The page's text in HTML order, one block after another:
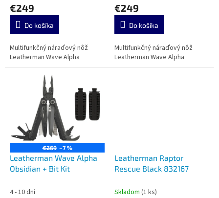
€249
Do košíka
Multifunkčný náraďový nôž
Leatherman Wave Alpha
€249
Do košíka
Multifunkčný náraďový nôž
Leatherman Wave Alpha
€269 –7 %
Leatherman Wave Alpha
Obsidian + Bit Kit
4 - 10 dní
Leatherman Raptor
Rescue Black 832167
Skladom (1 ks)